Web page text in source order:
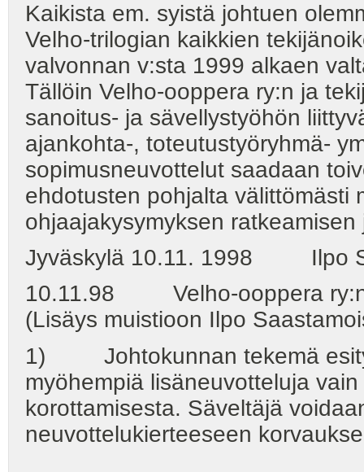
Kaikista em. syistä johtuen
Velho-trilogian kaikkien
valvonnan v:sta 1999 alkaen
Tällöin Velho-ooppera ry:n ja
sanoitus- ja sävellystyöhön
ajankohta-, toteutustyöryhmä-
sopimusneuvottelut saadaan
ehdotusten pohjalta välittömästi
ohjaajakysymyksen ratkeamisen
Jyväskylä 10.11. 1998 Ilpo
10.11.98 Velho-ooppera ry:n
(Lisäys muistioon Ilpo
1) Johtokunnan tekemä
myöhempiä lisäneuvotteluja
korottamisesta. Säveltäjä
neuvottelukierteeseen